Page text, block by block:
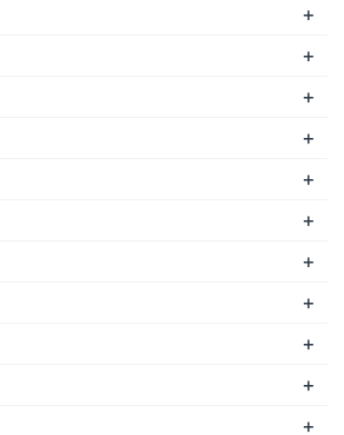
+
+
+
+
+
+
+
+
+
+
+